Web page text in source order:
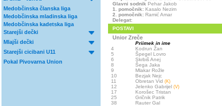
Medobčinska članska liga
Medobčinska mladinska liga
Medobčinska kadetska liga
Starejši dečki
Mlajši dečki
Starejši cicibani U11
Pokal Pivovarna Union
Glavni sodnik Pehar Jakob
1. pomočnik: Kasalo Nezim
2. pomočnik: Ramić Amar
Delegat:
POSTAVI
Unior Zreče
Priimek in ime
4
Kodrun Žan
5
Špegel Lovro
6
Skrbiš Anej
8
Šega Jaka
9
Mlakar Rožle
10
Bezjak Nejc
11
Obretan Vid (K)
12 Jelenko Gabrijel (V)
17
Korošec Tristan
25
Gričnik Patrik
38
Rauter Gal